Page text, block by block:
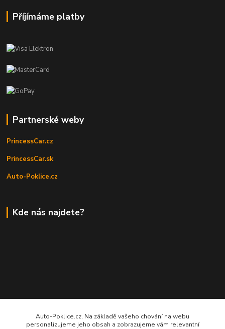
Příjímáme platby
Partnerské weby
PrincessCar.cz
PrincessCar.sk
Auto-Poklice.cz
Kde nás najdete?
Auto-Poklice.cz, Na základě vašeho chování na webu
personalizujeme jeho obsah a zobrazujeme vám relevantní